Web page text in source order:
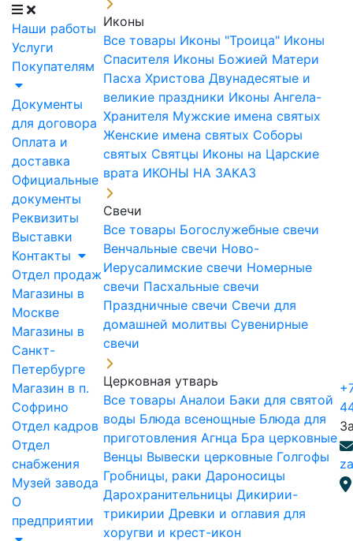
Наши работы
Услуги
Покупателям
Документы
для договора
Оплата и
доставка
Официальные
документы
Реквизиты
Выставки
Контакты
Отдел продаж
Магазины в
Москве
Магазины в
Санкт-
Петербурге
Магазин в п.
Софрино
Отдел кадров
Отдел
снабжения
Музей завода
О
предприятии
Иконы
Все товары Иконы "Троица" Иконы
Спасителя Иконы Божией Матери
Пасха Христова Двунадесятые и
великие праздники Иконы Ангела-
Хранителя Мужские имена святых
Женские имена святых Соборы
святых Святцы Иконы на Царские
врата ИКОНЫ НА ЗАКАЗ
Свечи
Все товары Богослужебные свечи
Венчальные свечи Ново-
Иерусалимские свечи Номерные
свечи Пасхальные свечи
Праздничные свечи Свечи для
домашней молитвы Сувенирные
свечи
Церковная утварь
Все товары Аналои Баки для святой
воды Блюда всенощные Блюда для
приготовления Агнца Бра церковные
Венцы Вывески церковные Голгофы
Гробницы, раки Дароносицы
Дарохранительницы Дикирии-
трикирии Древки и оглавия для
хоругви и крест-икон